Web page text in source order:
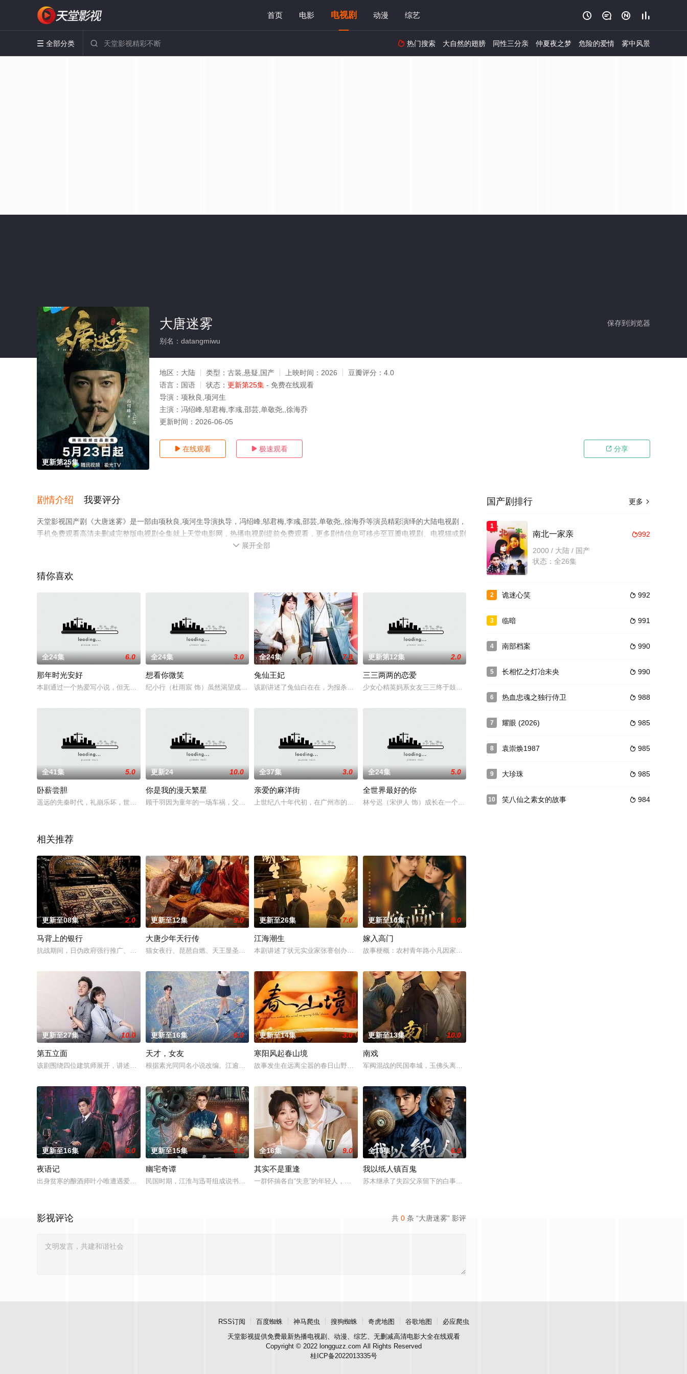
首页 电影 电视剧 动漫 综艺    
 全部分类   热门搜索 大自然的翅膀 同性三分亲 仲夏夜之梦 危险的爱情 雾中风景
更新第25集
保存到浏览器
大唐迷雾
别名：datangmiwu
地区： 大陆 类型： 古装,悬疑,国产 上映时间： 2026 豆瓣评分： 4.0
语言： 国语 状态： 更新第25集 - 免费在线观看
导演： 项秋良,项河生
主演： 冯绍峰,邬君梅,李彧,邵芸,单敬尧,,徐海乔
更新时间： 2026-06-05
 在线观看  极速观看  分享
剧情介绍 我要评分
天堂影视国产剧《大唐迷雾》是一部由项秋良,项河生导演执导，冯绍峰,邬君梅,李彧,邵芸,单敬尧,,徐海乔等演员精彩演绎的大陆电视剧，
手机免费观看高清未删减完整版电视剧全集就上天堂电影网，热播电视剧提前免费观看，更多剧情信息可移步至豆瓣电视剧、电视猫或剧
 展开全部
猜你喜欢
全24集 6.0
那年时光安好
本剧通过一个热爱写小说，但无比平凡的90后女孩吴乔乔的视点描述了90后高中时代，一代人的
全24集 3.0
想看你微笑
纪小行（杜雨宸 饰）虽然渴望成为一名演员，无奈患有失语症，无法在镜头前面开口说话，她只能
全24集 7.0
兔仙王妃
该剧讲述了兔仙白在在，为报杀师之仇，追杀同门师妹白羽羽，屡次从白羽羽手下救了二皇子刘长歌
更新第12集 2.0
三三两两的恋爱
少女心精英妈系女友三三终于鼓足勇气向相恋七年的艺人男友辛哲求婚，却不想被因分手到她家寻求
全41集 5.0
卧薪尝胆
遥远的先秦时代，礼崩乐坏，世道离乱。周天子的威望有如风中残烛，各路诸侯蠢蠢欲动，伺机问鼎
更新24 10.0
你是我的漫天繁星
顾千羽因为童年的一场车祸，父母双亡，因此给他造成了一定的心理创伤后遗症。长久以来，顾千羽
全37集 3.0
亲爱的麻洋街
上世纪八十年代初，在广州市的麻洋街长大的少年欧小剑从警校生退学后，变成了自甘堕落的小混混
全24集 5.0
全世界最好的你
林兮迟（宋伊人 饰）成长在一个破碎的家庭之中，母亲的缺席让她从很久以前起就对爱情失去了信
相关推荐
更新至08集 2.0
马背上的银行
抗战期间，日伪政府强行推广、使用由“中国准备银行”发行的伪钞货币。根据党中央指示，高景波
更新至12集 9.0
大唐少年天行传
猫女夜行、琵琶自燃、天王显圣、少年失踪......长安怪事扎堆？少年神探慕天行携竹马神探
更新至26集 7.0
江海潮生
本剧讲述了状元实业家张謇创办大生企业，实业报国的故事。甲午战争后，国家蒙羞，张謇虽高中状
更新至10集 5.0
嫁入高门
故事梗概：农村青年路小凡因家庭欠债，被迫替贝家大小姐掩盖未婚先孕丑闻，入赘豪门贝家。他在
更新至27集 10.0
第五立面
该剧围绕四位建筑师展开，讲述了他们在中意合作项目中面对专业挑战与境外竞争，通过创新实践实
更新至16集 6.0
天才，女友
根据素光同同名小说改编。江逾白长大以后，林知夏忽然对他说：“江逾白，我喜欢你，哲学和生物
更新至14集 3.0
寒阳风起春山境
故事发生在远离尘嚣的春日山野，两个孤独的人因机缘巧合相遇。一人背负过往伤痕，避世居于深山
更新至13集 10.0
南戏
军阀混战的民国奉城，玉佛头离奇失窃，戏班主横尸戏台，将冷血少帅许又安与昆曲名伶荣筱楠推向
更新至16集 6.0
夜语记
出身贫寒的酿酒师叶小唯遭遇爱人程桉、恩师林晚媚的双重背叛。她从恨意中涅槃重生，借私生女桑
更新至15集 6.0
幽宅奇谭
民国时期，江淮与迅哥组成说书班子，偶遇“白天人住屋，晚上鬼占房”的阴阳宅，江淮被掳走配“
全16集 9.0
其实不是重逢
一群怀揣各自“失意”的年轻人，在沿海小城南安相遇相知，他们决心各展所长创办旅行社。他们以
全10集 6.0
我以纸人镇百鬼
苏木继承了失踪父亲留下的白事馆，本想低调扎纸维生，却因一具流血的新娘纸人卷入了一场跨越十
共 0 条 “大唐迷雾” 影评
影视评论
更多 
国产剧排行
1
992
南北一家亲
2000 / 大陆 / 国产
状态：全26集
2  992
诡迷心笑
3  991
临暗
4  990
南部档案
5  990
长相忆之灯冶未央
6  988
热血忠魂之独行侍卫
7  985
耀眼 (2026)
8  985
袁崇焕1987
9  985
大珍珠
10  984
笑八仙之素女的故事
RSS订阅 百度蜘蛛 神马爬虫 搜狗蜘蛛 奇虎地图 谷歌地图
必应爬虫
天堂影视提供免费最新热播电视剧、动漫、综艺、无删减高清电影大全在线观看
Copyright © 2022 longguzz.com All Rights Reserved
桂ICP备2022013335号